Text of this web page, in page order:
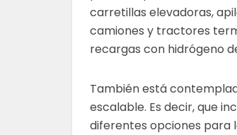
carretillas elevadoras,
camiones y tractores
recargas con hidrógeno
También está
escalable. Es decir, que
diferentes opciones para